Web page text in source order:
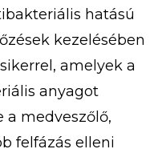
hatású
kezelésében
amelyek a
anyagot
a medveszőlő,
felfázás elleni